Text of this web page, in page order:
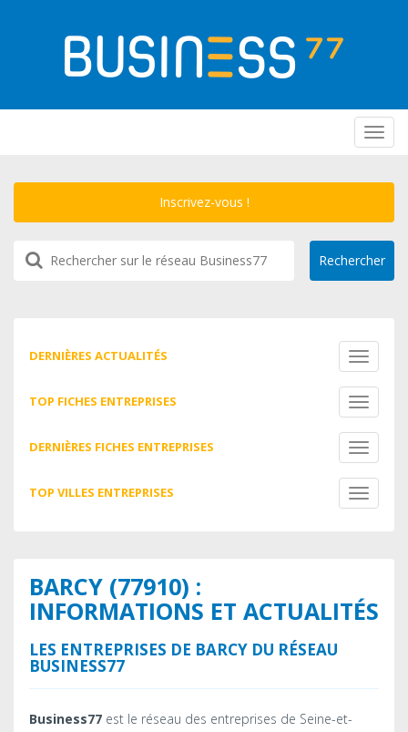
Inscrivez-vous !
DERNIÈRES ACTUALITÉS
Toggle
TOP FICHES ENTREPRISES
Toggle
DERNIÈRES FICHES ENTREPRISES
Toggle
TOP VILLES ENTREPRISES
Toggle
BARCY (77910) :
INFORMATIONS ET ACTUALITÉS
LES ENTREPRISES DE BARCY DU RÉSEAU
BUSINESS77
Business77 est le réseau des entreprises de Seine-et-